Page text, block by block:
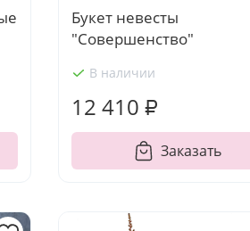
Букет невесты
"Совершенство"
В наличии
12 410 ₽
Заказать